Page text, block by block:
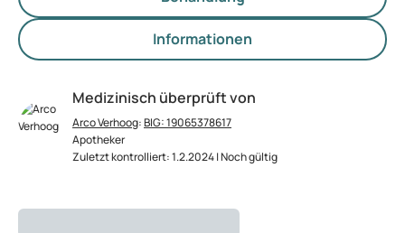
Informationen
Medizinisch überprüft von
Arco Verhoog:BIG: 19065378617
Apotheker
Zuletzt kontrolliert: 1.2.2024 | Noch gültig